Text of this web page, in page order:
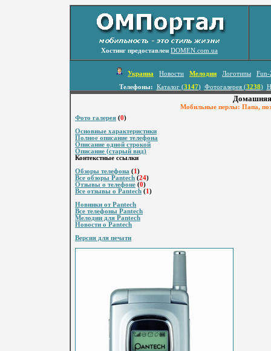
Хостинг предоставлен DOMEN.com.ua
Украина Новости Мелодии Логотипы
Fun-
Телефоны:
Каталог (3147) Фотогалерея (3238)
Домашняя
Мобильные перлы: Папа,
Фото галерея (0)
Основные характеристики
Полное описание телефона
Описание одной строкой
Описание (старый вид)
Контекстные ссылки
Обзоры телефона (1 )
Все обзоры Pantech (24)
Отзывы о телефоне (0)
Все отзывы о Pantech (1 )
Новинки от Pantech
Все телефоны Pantech
Мелодии для Pantech
Новости о Pantech
Версия для печати